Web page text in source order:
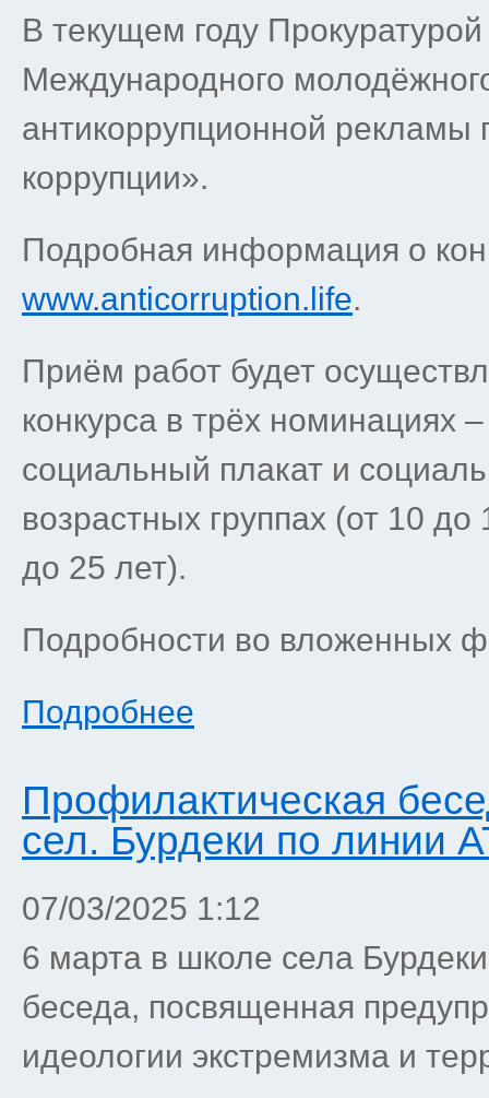
В текущем году
Международного
антикоррупционной рекламы
коррупции».
Подробная информация о
www.anticorruption.life.
Приём работ будет
конкурса в трёх номинациях
социальный плакат и
возрастных группах (от 10
до 25 лет).
Подробности во вложенных
Подробнее
Профилактическая
сел. Бурдеки по линии
07/03/2025 1:12
6 марта в школе села
беседа, посвященная
идеологии экстремизма и